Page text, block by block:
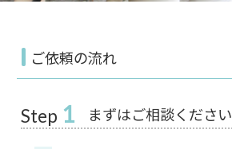
ご依頼の流れ
Step 1 まずはご相談ください